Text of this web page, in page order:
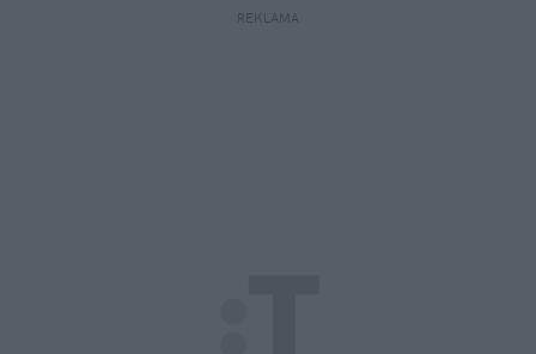
REKLAMA